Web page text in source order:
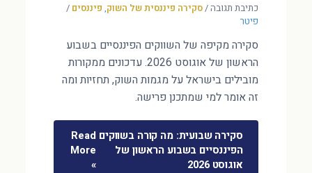
כתיבת תגובה/סקירה פיננסית של השוק, פיננסים /
פיטר
סקירה מקיפה של השווקים הפיננסיים בשבוע
הראשון של אוגוסט 2026. עדכונים ממקורות
מובילים בישראל על מגמות השוק, תחזיות ומה
זה אומר למי שמתכנן פרישה.
סקירה שבועית: מה קורה בשווקים
הפיננסיים בשבוע הראשון של
אוגוסט 2026
Read
More
»